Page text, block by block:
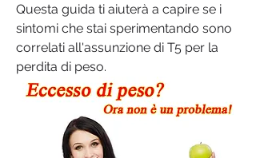
Questa guida ti aiuterà a capire se i
sintomi che stai sperimentando sono
correlati all'assunzione di T5 per la
perdita di peso.